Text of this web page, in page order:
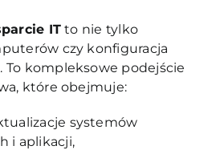
IT to nie tylko
czy konfiguracja
To kompleksowe podejście
które obejmuje:
systemów
i aplikacji,